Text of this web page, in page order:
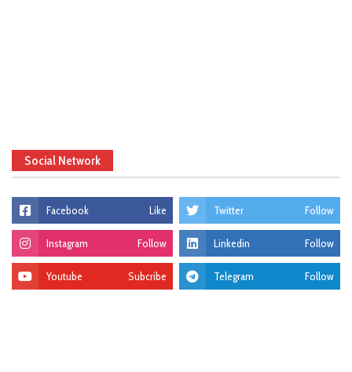
Social Network
Facebook Like Twitter Follow
Instagram Follow Linkedin Follow
Youtube Subcribe Telegram Follow